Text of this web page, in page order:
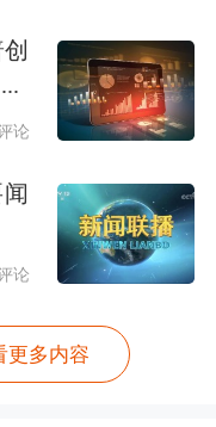
价今天收跌
一大半。
延续了上周五
块和红利资产
论
论
更多内容